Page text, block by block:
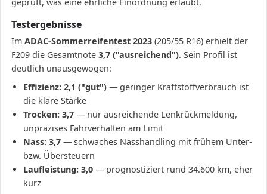
Testergebnisse
Im ADAC-Sommerreifentest 2023 (205/55 R16) erhielt der
F209 die Gesamtnote 3,7 ("ausreichend"). Sein Profil ist
deutlich unausgewogen:
Effizienz: 2,1 ("gut") — geringer Kraftstoffverbrauch ist
die klare Stärke
Trocken: 3,7 — nur ausreichende Lenkrückmeldung,
unpräzises Fahrverhalten am Limit
Nass: 3,7 — schwaches Nasshandling mit frühem Unter-
bzw. Übersteuern
Laufleistung: 3,0 — prognostiziert rund 34.600 km, eher
kurz